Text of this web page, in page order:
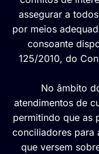
assegurar a
por meios
consoante
125/2010, do
No âmbito
atendimentos de
permitindo que as
conciliadores para
que versem